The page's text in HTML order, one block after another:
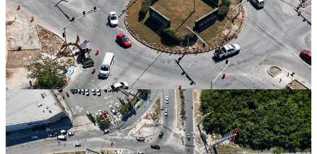
Compartir
Discusión sobre este post